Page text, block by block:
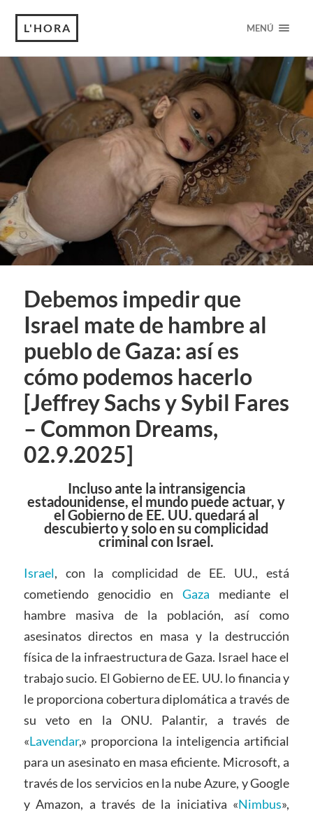
L'HORA MENÚ
Debemos impedir que
Israel mate de hambre al
pueblo de Gaza: así es
cómo podemos hacerlo
[Jeffrey Sachs y Sybil Fares
– Common Dreams,
02.9.2025]
Incluso ante la intransigencia
estadounidense, el mundo puede actuar, y
el Gobierno de EE. UU. quedará al
descubierto y solo en su complicidad
criminal con Israel.
Israel, con la complicidad de EE. UU., está
cometiendo genocidio enGaza mediante el
hambre masiva de la población, así como
asesinatos directos en masa y la destrucción
física de la infraestructura de Gaza. Israel hace el
trabajo sucio. El Gobierno de EE. UU. lo financia y
le proporciona cobertura diplomática a través de
su veto en la ONU. Palantir, a través de
«Lavendar,» proporciona la inteligencia artificial
para un asesinato en masa eficiente. Microsoft, a
través de los servicios en la nube Azure, y Google
y Amazon, a través de la iniciativa «Nimbus»,